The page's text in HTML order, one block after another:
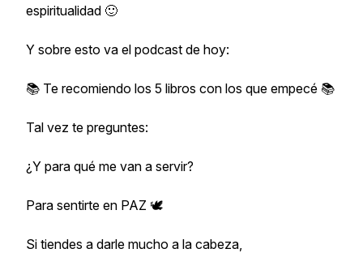
espiritualidad 🙂
Y sobre esto va el podcast de hoy:
📚 Te recomiendo los 5 libros con los que empecé 📚
Tal vez te preguntes:
¿Y para qué me van a servir?
Para sentirte en PAZ 🕊
Si tiendes a darle mucho a la cabeza,